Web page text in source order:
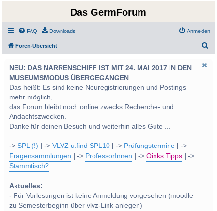
Das GermForum
FAQ Downloads Anmelden
Foren-Übersicht
NEU: DAS NARRENSCHIFF IST MIT 24. MAI 2017 IN DEN
MUSEUMSMODUS ÜBERGEGANGEN
Das heißt: Es sind keine Neuregistrierungen und Postings
mehr möglich,
das Forum bleibt noch online zwecks Recherche- und
Andachtszwecken.
Danke für deinen Besuch und weiterhin alles Gute ...
->SPL (!) ->VLVZ u:find SPL10 -> Prüfungstermine
->
Fragensammlungen
-> ProfessorInnen ->Oinks Tipps
->
Stammtisch?
Aktuelles:
- Für Vorlesungen ist keine Anmeldung vorgesehen (moodle
zu Semesterbeginn über vlvz-Link anlegen)